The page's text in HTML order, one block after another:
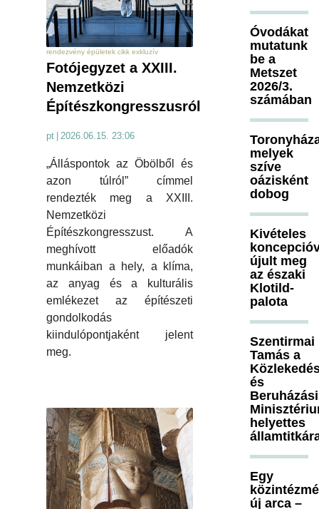
rendezvény épületek cikk exkluzív
Fotójegyzet a XXIII.
Nemzetközi
Építészkongresszusról
pt 2026.06.15. 23:06
„Álláspontok az Öbölből és
azon túlról” címmel
rendezték meg a XXIII.
Nemzetközi
Építészkongresszust. A
meghívott előadók
munkáiban a hely, a klíma,
az anyag és a kulturális
emlékezet az építészeti
gondolkodás
kiindulópontjaként jelent
meg.
Óvodákat
mutatunk
be a
Metszet
2026/3.
számában
melyek
szíve
oázisként
dobog
Kivételes
újult meg
az északi
Klotild-
palota
Szentirmai
Tamás a
és
Beruházási
helyettes
Egy
új arca –